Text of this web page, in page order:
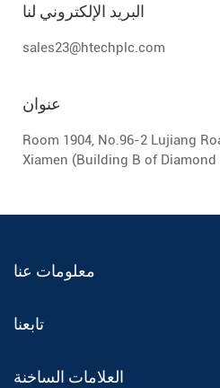
البريد الإلكتروني لنا
sales23@htechplc.com
عنوان
Room 1904, No.96-2 Lujiang
Xiamen (Building B of Diamond
معلومات عنا
تابعنا
العلامات الساخنة